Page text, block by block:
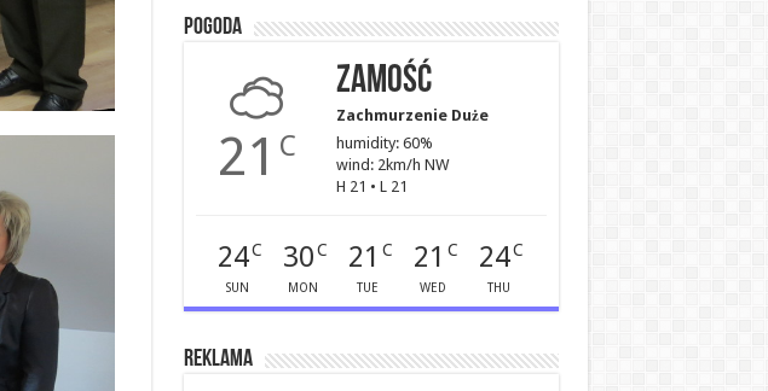
Pogoda
21 C
Zamość
Zachmurzenie Duże
humidity: 60%
wind: 2km/h NW
H 21 • L 21
24C
SUN
30C
MON
21 C
TUE
21 C
WED
24C
THU
Reklama